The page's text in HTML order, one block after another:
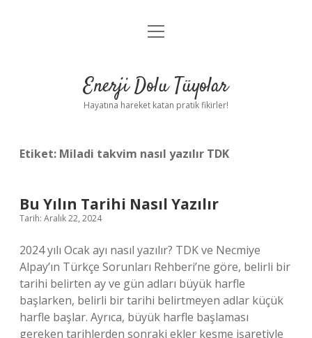
Anasayfa
Yasal Uyarı
menüyü
Enerji Dolu Tüyolar
Hayatına hareket katan pratik fikirler!
Etiket: Miladi takvim nasıl yazılır TDK
Bu Yılın Tarihi Nasıl Yazılır
Tarih: Aralık 22, 2024
2024 yılı Ocak ayı nasıl yazılır? TDK ve Necmiye
Alpay’ın Türkçe Sorunları Rehberi’ne göre, belirli bir
tarihi belirten ay ve gün adları büyük harfle
başlarken, belirli bir tarihi belirtmeyen adlar küçük
harfle başlar. Ayrıca, büyük harfle başlaması
gereken tarihlerden sonraki ekler kesme işaretiyle